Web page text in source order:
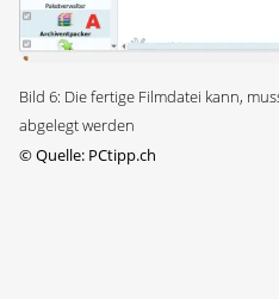
Bild 6: Die fertige Filmdatei kann,
abgelegt werden
©Quelle: PCtipp.ch